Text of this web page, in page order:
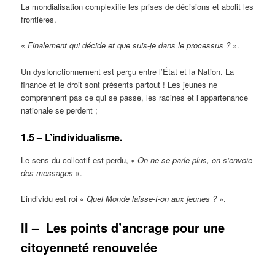
La mondialisation complexifie les prises de décisions et abolit les
frontières.
«Finalement qui décide et que suis-je dans le processus ?».
Un dysfonctionnement est perçu entre l’État et la Nation. La
finance et le droit sont présents partout ! Les jeunes ne
comprennent pas ce qui se passe, les racines et l’appartenance
nationale se perdent ;
1.5 – L’individualisme.
Le sens du collectif est perdu, «On ne se parle plus, on s’envoie
des messages ».
L’individu est roi «Quel Monde laisse-t-on aux jeunes ?».
II – Les points d’ancrage pour une
citoyenneté renouvelée